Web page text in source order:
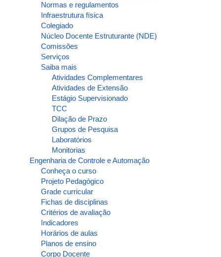
Normas e regulamentos
Infraestrutura física
Colegiado
Núcleo Docente Estruturante (NDE)
Comissões
Serviços
Saiba mais
Atividades Complementares
Atividades de Extensão
Estágio Supervisionado
TCC
Dilação de Prazo
Grupos de Pesquisa
Laboratórios
Monitorias
Engenharia de Controle e Automação
Conheça o curso
Projeto Pedagógico
Grade curricular
Fichas de disciplinas
Critérios de avaliação
Indicadores
Horários de aulas
Planos de ensino
Corpo Docente